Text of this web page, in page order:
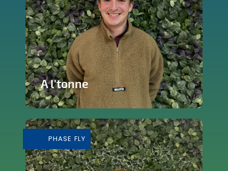
A l'tonne
cœur de Silly
En savoir plus
PHASE FLY